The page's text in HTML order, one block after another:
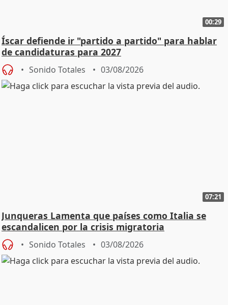
00:29
Íscar defiende ir "partido a partido" para hablar
de candidaturas para 2027
Sonido Totales 03/08/2026
07:21
Junqueras Lamenta que países como Italia se
escandalicen por la crisis migratoria
Sonido Totales 03/08/2026